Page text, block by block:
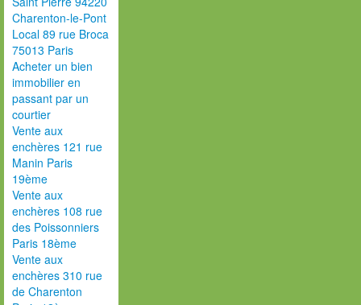
Charenton-le-Pont
Local 89 rue Broca
75013 Paris
Acheter un bien
immobilier en
passant par un
courtier
Vente aux
enchères 121 rue
Manin Paris
19ème
Vente aux
enchères 108 rue
des Poissonniers
Paris 18ème
Vente aux
enchères 310 rue
de Charenton